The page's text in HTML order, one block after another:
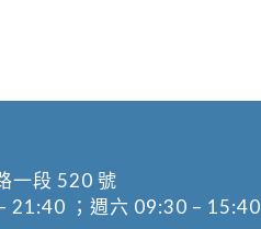
一段 520 號
21:40 ；週六 09:30 – 15:40